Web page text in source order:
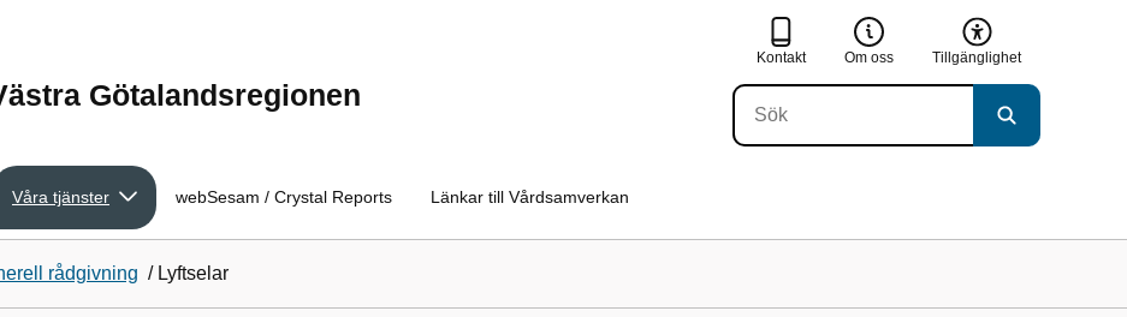
Götalandsregionen
Kontakt Om oss Tillgänglighet
Våra tjänster webSesam / Crystal Reports Länkar till Vårdsamverkan
rådgivning / Lyftselar